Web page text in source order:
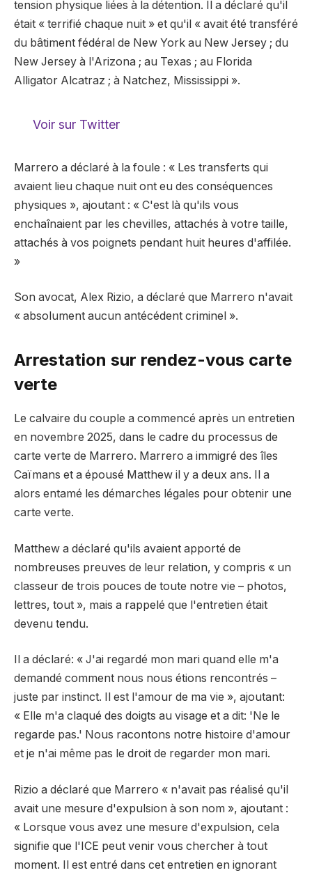
tension physique liées à la détention. Il a déclaré qu'il
était « terrifié chaque nuit » et qu'il « avait été transféré
du bâtiment fédéral de New York au New Jersey ; du
New Jersey à l'Arizona ; au Texas ; au Florida
Alligator Alcatraz ; à Natchez, Mississippi ».
Voir sur Twitter
Marrero a déclaré à la foule : « Les transferts qui
avaient lieu chaque nuit ont eu des conséquences
physiques », ajoutant : « C'est là qu'ils vous
enchaînaient par les chevilles, attachés à votre taille,
attachés à vos poignets pendant huit heures d'affilée.
»
Son avocat, Alex Rizio, a déclaré que Marrero n'avait
« absolument aucun antécédent criminel ».
Arrestation sur rendez-vous carte
verte
Le calvaire du couple a commencé après un entretien
en novembre 2025, dans le cadre du processus de
carte verte de Marrero. Marrero a immigré des îles
Caïmans et a épousé Matthew il y a deux ans. Il a
alors entamé les démarches légales pour obtenir une
carte verte.
Matthew a déclaré qu'ils avaient apporté de
nombreuses preuves de leur relation, y compris « un
classeur de trois pouces de toute notre vie – photos,
lettres, tout », mais a rappelé que l'entretien était
devenu tendu.
Il a déclaré: « J'ai regardé mon mari quand elle m'a
demandé comment nous nous étions rencontrés –
juste par instinct. Il est l'amour de ma vie », ajoutant:
« Elle m'a claqué des doigts au visage et a dit: 'Ne le
regarde pas.' Nous racontons notre histoire d'amour
et je n'ai même pas le droit de regarder mon mari.
Rizio a déclaré que Marrero « n'avait pas réalisé qu'il
avait une mesure d'expulsion à son nom », ajoutant :
« Lorsque vous avez une mesure d'expulsion, cela
signifie que l'ICE peut venir vous chercher à tout
moment. Il est entré dans cet entretien en ignorant